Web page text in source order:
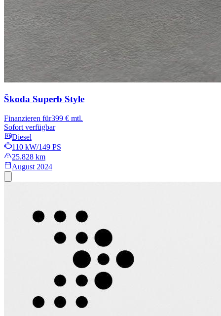
Škoda Superb Style
Finanzieren für399 € mtl.
Sofort verfügbar
Diesel
110 kW/149 PS
25.828 km
August 2024